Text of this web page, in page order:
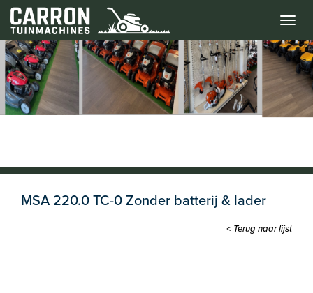
Menu
MSA 220.0 TC-0 Zonder batterij & lader
< Terug naar lijst